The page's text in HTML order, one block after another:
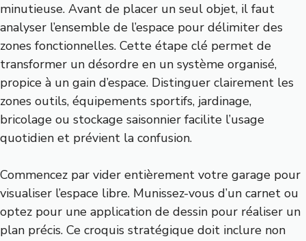
minutieuse. Avant de placer un seul objet, il faut
analyser l’ensemble de l’espace pour délimiter des
zones fonctionnelles. Cette étape clé permet de
transformer un désordre en un système organisé,
propice à un gain d’espace. Distinguer clairement les
zones outils, équipements sportifs, jardinage,
bricolage ou stockage saisonnier facilite l’usage
quotidien et prévient la confusion.
Commencez par vider entièrement votre garage pour
visualiser l’espace libre. Munissez-vous d’un carnet ou
optez pour une application de dessin pour réaliser un
plan précis. Ce croquis stratégique doit inclure non